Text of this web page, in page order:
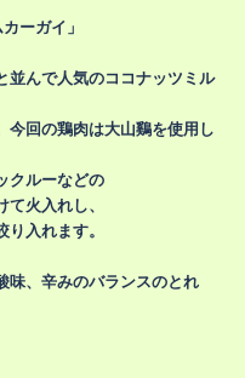
ーガイ」
並んで人気のココナッツミル
今回の鶏肉は大山鷄を使用し
クルーなどの
火入れし、
入れます。
味、辛みのバランスのとれ